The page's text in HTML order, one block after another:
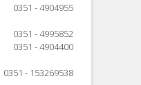
0351 - 4904955
0351 - 4995852
0351 - 4904400
0351 - 153269538